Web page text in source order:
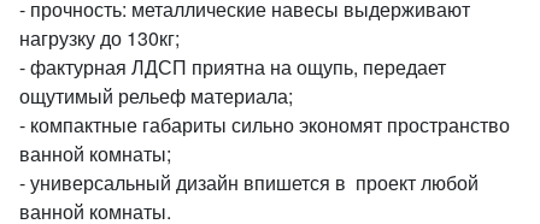
- прочность: металлические навесы выдерживают
нагрузку до 130кг;
- фактурная ЛДСП приятна на ощупь, передает
ощутимый рельеф материала;
- компактные габариты сильно экономят пространство
ванной комнаты;
- универсальный дизайн впишется в проект любой
ванной комнаты.